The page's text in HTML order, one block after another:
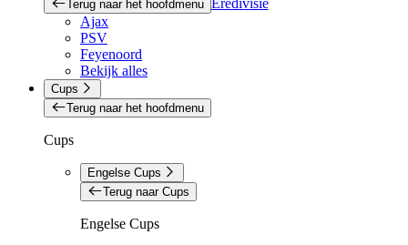
Terug naar het hoofdmenu
Ajax
PSV
Feyenoord
Bekijk alles
Cups
Terug naar het hoofdmenu
Cups
Engelse Cups
Terug naar Cups
Engelse Cups